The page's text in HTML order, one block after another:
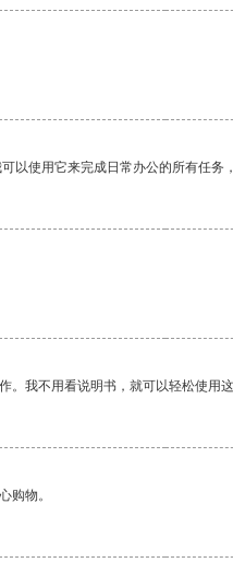
以使用它来完成日常办公的所有任务
我不用看说明书，就可以轻松使用这
购物。